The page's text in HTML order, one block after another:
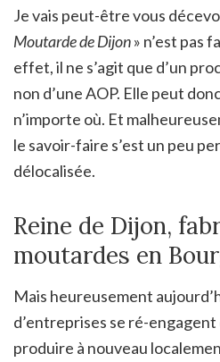
Je vais peut-être vous
Moutarde de Dijon» n’est pas
effet, il ne s’agit que d’un
non d’une AOP. Elle peut
n’importe où. Et
le savoir-faire s’est un peu
délocalisée.
Reine de Dijon,
moutardes en
Mais heureusement
d’entreprises se ré-
produire à nouveau